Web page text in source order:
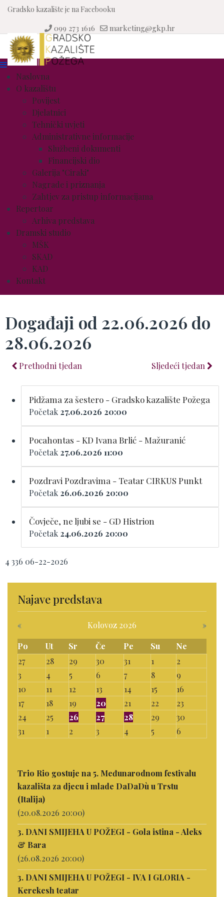
Gradsko kazalište je na Facebooku
099 273 1616 marketing@gkp.hr
Naslovna
O kazalištu
Povijest
Djelatnici
Tehnički uvjeti
Administrativne informacije
Službeni dokumenti
Financijski dio
Galerija "Ciraki"
Nagrade i priznanja
Zahtjev za pristup informacijama
Repertoar
Arhiva predstava
Dramski studio
MŠK
SKAD
KAD
Kontakt
Događaji od 22.06.2026 do
28.06.2026
Prethodni tjedan Sljedeći tjedan
Pidžama za šestero - Gradsko kazalište Požega
Početak 27.06.2026 20:00
Pocahontas - KD Ivana Brlić - Mažuranić
Početak 27.06.2026 11:00
Pozdravi Pozdravima - Teatar CIRKUS Punkt
Početak 26.06.2026 20:00
Čovječe, ne ljubi se - GD Histrion
Početak 24.06.2026 20:00
4 336 06-22-2026
Najave predstava
« Kolovoz 2026
»
Po
Ut Sr Če Pe Su
Ne
27
28 29 30 31 1
2
3
4 5 6 7 8
9
10
11 12 13 14 15
16
17
18 19 20 21 22
23
24
25 26 27 28 29
30
31
1 2 3 4 5 6
Trio Rio gostuje na 5. Međunarodnom festivalu
kazališta za djecu i mlade DaDaDù u Trstu
(Italija)
(20.08.2026 20:00)
3. DANI SMIJEHA U POŽEGI - Gola istina - Aleks
& Bara
(26.08.2026 20:00)
3. DANI SMIJEHA U POŽEGI - IVA I GLORIA -
Kerekesh teatar